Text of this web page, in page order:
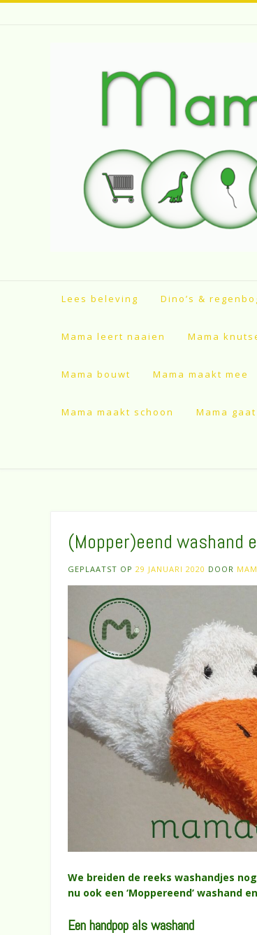
Spring
Lees beleving Dino’s &
Mama leert naaien Mama
Mama bouwt Mama maakt mee
Mama maakt schoon Mama
(Mopper)eend washand
GEPLAATST OP 29 JANUARI 2020 DOOR
We breiden de reeks washandjes
nu ook een ‘Moppereend’ washand
Een handpop als washand